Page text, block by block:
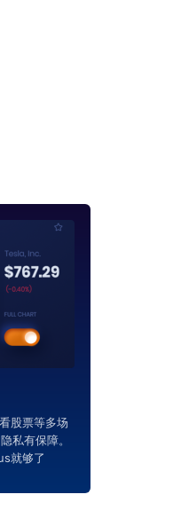
股票等多场
私有保障。
就够了